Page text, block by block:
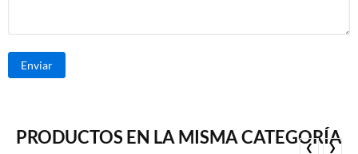
Enviar
PRODUCTOS EN LA MISMA CATEGORÍA
❮ ❯